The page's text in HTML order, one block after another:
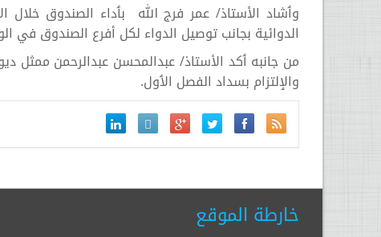
وٲشاد الأستاذ/ عمر فرج الله بٲداء الصندوق خلال
الدوائية بجانب توصيل الدواء لكل أفرع الصندوق في
من جانبه ٲكد الأستاذ/ عبدالمحسن عبدالرحمن ممثل
والٳلتزام بسداد الفصل الٲول.
خارطة الموقع